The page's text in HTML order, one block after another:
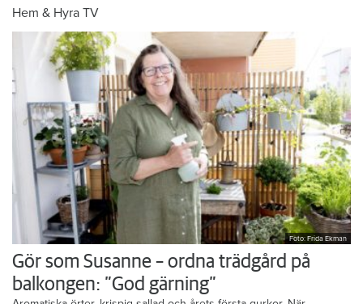
Hem & Hyra TV
Foto: Frida Ekman
Gör som Susanne – ordna trädgård på
balkongen: ”God gärning”